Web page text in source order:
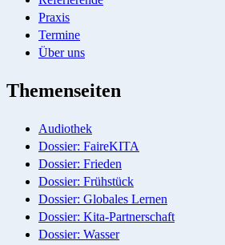
Praxis
Termine
Über uns
Themenseiten
Audiothek
Dossier: FaireKITA
Dossier: Frieden
Dossier: Frühstück
Dossier: Globales Lernen
Dossier: Kita-Partnerschaft
Dossier: Wasser